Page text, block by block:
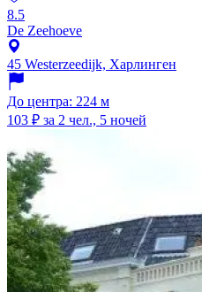
8.5
De Zeehoeve
45 Westerzeedijk, Харлинген
До центра: 224 м
103 ₽ за 2 чел., 5 ночей